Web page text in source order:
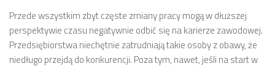
Przede wszystkim zbyt częste zmiany pracy mogą w dłuższej
perspektywie czasu negatywnie odbić się na karierze zawodowej.
Przedsiębiorstwa niechętnie zatrudniają takie osoby z obawy, że
niedługo przejdą do konkurencji. Poza tym, nawet, jeśli na start w